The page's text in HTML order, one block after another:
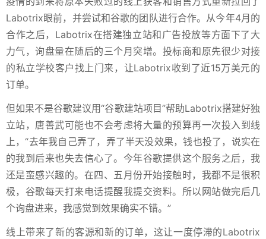
Labotrix眼前，并尝试和谷歌的团队进行合作。从今年4月的
合作之后，Labotrix在搭建独立站和广告投放等方面下了大
力气，询盘量在随后的三个月突增。投标商和原先很少对接
的私立学校客户找上门来，让Labotrix收到了近15万美元的
订单。
但如果不是谷歌建议用“谷歌建站项目”帮助Labotrix搭建好独
立站，唐善武可能也不会考虑将大量的预算再一次投入到线
上，“去年我自己弄了，弄了半天没效果，钱也投了，说实在
的我到后来也失去信心了。今年谷歌提供这个服务之后，我
还是蛮感兴趣的。在四、五月份开始接触时，我都不是很积
极，谷歌每天打来电话提醒我提交资料。所以网站做完后几
个询盘进来，我感觉到效果确实不错。”
线上带来了新的客源和新的订单，这让一度停滞的Labotrix